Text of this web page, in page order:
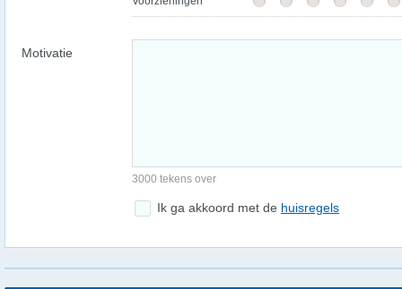
Motivatie
3000 tekens over
Ik ga akkoord met de huisregels